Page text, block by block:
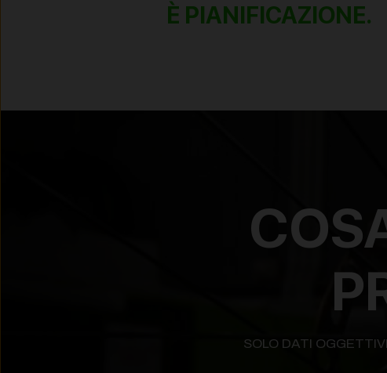
È PIANIFICAZIONE.
SOLO DATI